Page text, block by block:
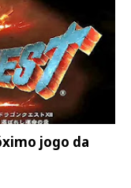
jogo da